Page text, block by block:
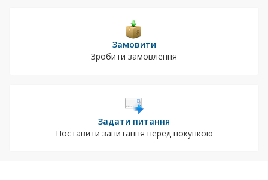
Замовити
Зробити замовлення
Задати питання
Поставити запитання перед покупкою